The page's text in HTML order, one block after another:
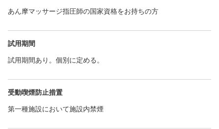
あん摩マッサージ指圧師の国家資格をお持ちの方
試用期間
試用期間あり。個別に定める。
受動喫煙防止措置
第一種施設において施設内禁煙